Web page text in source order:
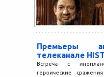
Премьеры
телеканале
Встреча с
героические